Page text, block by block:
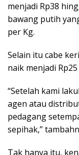
menjadi Rp38
bawang putih
per Kg.
Selain itu cabe
naik menjadi
“Setelah kami
agen atau
pedagang
sepihak,”
Tak hanya itu,